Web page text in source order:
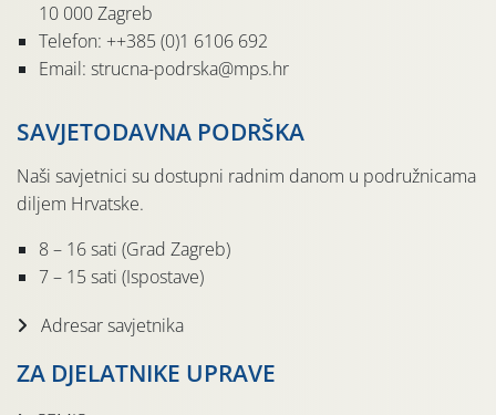
10 000 Zagreb
Telefon: ++385 (0)1 6106 692
Email: strucna-podrska@mps.hr
SAVJETODAVNA PODRŠKA
Naši savjetnici su dostupni radnim danom u podružnicama
diljem Hrvatske.
8 – 16 sati (Grad Zagreb)
7 – 15 sati (Ispostave)
Adresar savjetnika
ZA DJELATNIKE UPRAVE